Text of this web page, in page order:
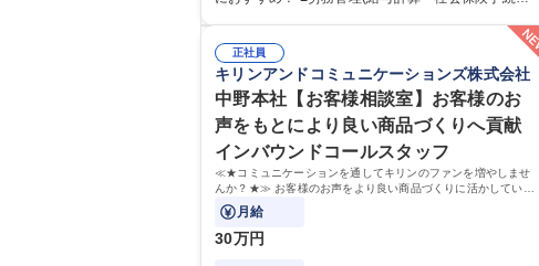
生、健康経営推進等をお任せします。ご経験に応じ
て、休職者管理など、幅広く経験を積んでいただき
ます。 ・将来的な広がり：総務・採用・教育・税務
対応・経営企画等。 ★メンバーがマンツーマンで丁
寧に教えるため、ご経験が浅くても安心！幅広く経
験を積みたい意欲がある方に最適な環境です。 募集
職種 【総務・人事】未経験歓迎/日立グループ/組織運
営を支えるゼネラリストを目指す
方 ※労務経験者は早期にご活躍いただけます。 ■チ
ームで仕事を推進できる方■将来はマネジメント職と
して活躍したい 【尚可】■人事、労務、採用、教育業
務のご経験 ■労務管理（給与計算・社会保険手続き・
勤怠管理など）の経験 ■衛生管理者の資格をお持ちの
方 学歴・資格 学歴：大学院 大学 高専 短大 専修学校
高校 語学力： 資格：
正社員
キリンアンドコミュニケーションズ株式会社
中野本社【お客様相談室】お客様のお
声をもとにより良い商品づくりへ貢献
インバウンドコールスタッフ
≪★コミュニケーションを通してキリンのファンを増やしませ
んか？★≫ お客様のお声をより良い商品づくりに活かしていく
上で、窓口となるお客様相談室でのお仕事です。
月給
30万円